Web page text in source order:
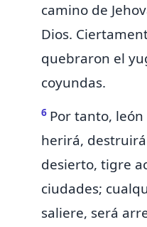
camino de
Dios.
quebraron el
coyundas.
6 Por tanto,
herirá,
desierto, tigre
ciudades;
saliere, será